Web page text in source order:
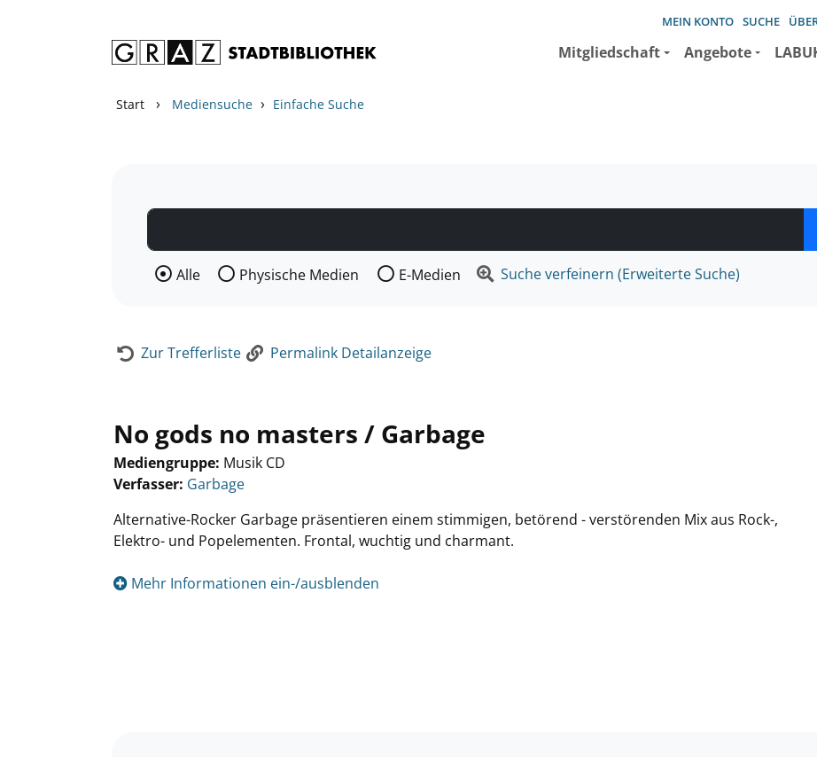
MEIN KONTO SUCHE
Mitgliedschaft Angebote
Start › Mediensuche › Einfache Suche
Wählen Sie die Medienart nach der Sie suchen wollen.
Alle Physische Medien E-Medien Suche verfeinern (Erweiterte Suche)
Zur Trefferliste Permalink Detailanzeige
No gods no masters / Garbage
Mediengruppe: Musik CD
Verfasser: Suche nach diesem Verfasser
Garbage
Alternative-Rocker Garbage präsentieren einem stimmigen, betörend - verstörenden Mix aus Rock-,
Elektro- und Popelementen. Frontal, wuchtig und charmant.
Mehr Informationen ein-/ausblenden